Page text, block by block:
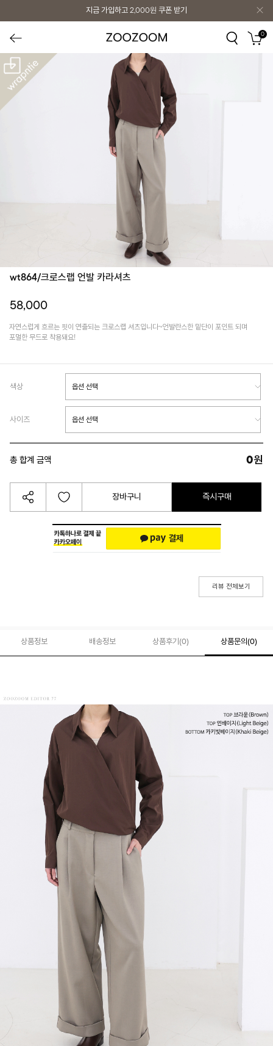
지금 가입하고 2,000원 쿠폰 받기
0
wt864/크로스랩 언발 카라셔츠
58,000
자연스럽게 흐르는 핏이 연출되는 크로스랩 셔츠입니다~언발란스한 밑단이 포인트 되며
포멀한 무드로 착용돼요!
색상
사이즈
총 합계 금액 0원
장바구니 즉시구매
리뷰 전체보기
상품정보 배송정보 상품후기(0) 상품문의 (0)